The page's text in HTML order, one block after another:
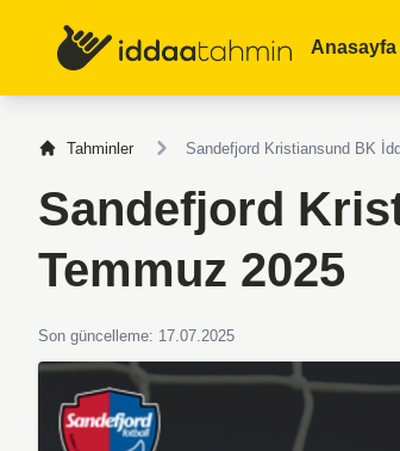
Anasayfa
Tahminler Sandefjord Kristiansund BK
Sandefjord
Temmuz 2025
Son güncelleme: 17.07.2025